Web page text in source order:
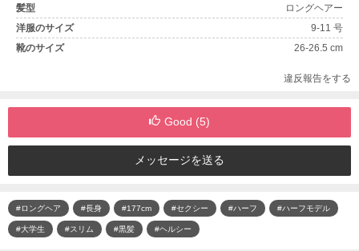
髪型
ロングヘアー
洋服のサイズ
9-11 号
靴のサイズ
26-26.5 cm
違反報告をする
Good (5)
メッセージを送る
#ロングヘア #長身 #177cm #セクシー #ハーフ #ハーフモデル
#大学生 #スリム #黒髪 #ヘルシー